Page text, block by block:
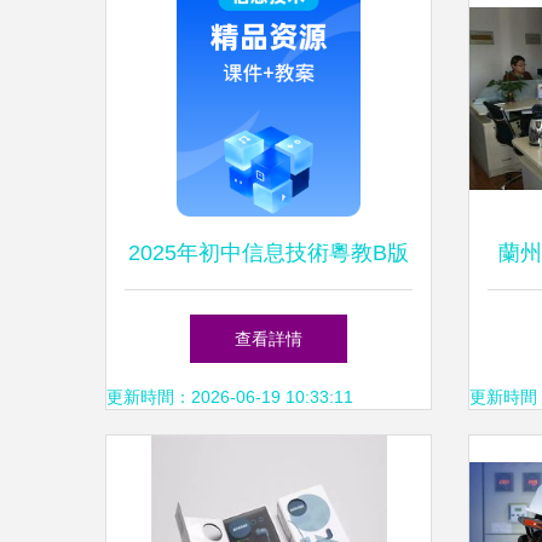
2025年初中信息技術粵教B版
七年級下冊PPT課件 電腦圖文
設計制作
查看詳情
更新時間：2026-06-19 10:33:11
蘭
更新時